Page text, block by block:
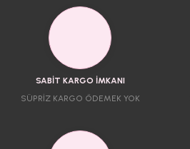
SABİT KARGO İMKANI
SÜPRİZ KARGO ÖDEMEK YOK